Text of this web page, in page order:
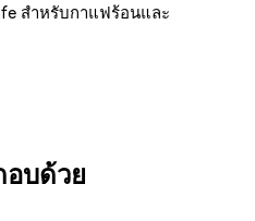
สำหรับกาแฟร้อนและ
บด้วย